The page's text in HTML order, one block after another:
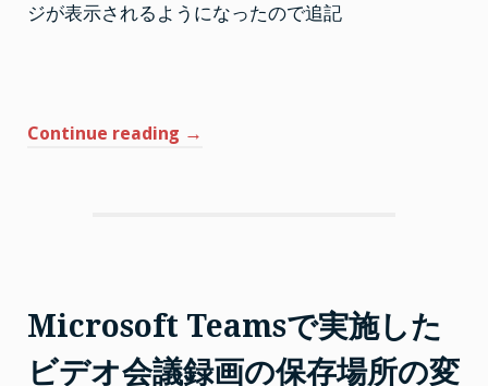
ジが表示されるようになったので追記
Continue reading “Microsoft
る
Incoming
Webhook
→
Microsoft Teamsで実施した
ビデオ会議録画の保存場所の変